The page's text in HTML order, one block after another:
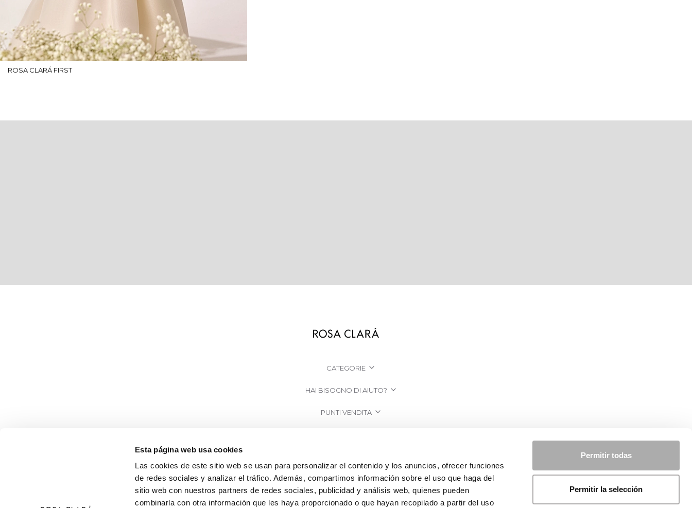
Esta página web usa cookies
Las cookies de este sitio web se usan para personalizar el contenido y los anuncios, ofrecer funciones
de redes sociales y analizar el tráfico. Además, compartimos información sobre el uso que haga del
sitio web con nuestros partners de redes sociales, publicidad y análisis web, quienes pueden
combinarla con otra información que les haya proporcionado o que hayan recopilado a partir del uso
Permitir todas
Permitir la selección
ROSA CLARÁ FIRST
CATEGORIE
HAI BISOGNO DI AIUTO?
PUNTI VENDITA